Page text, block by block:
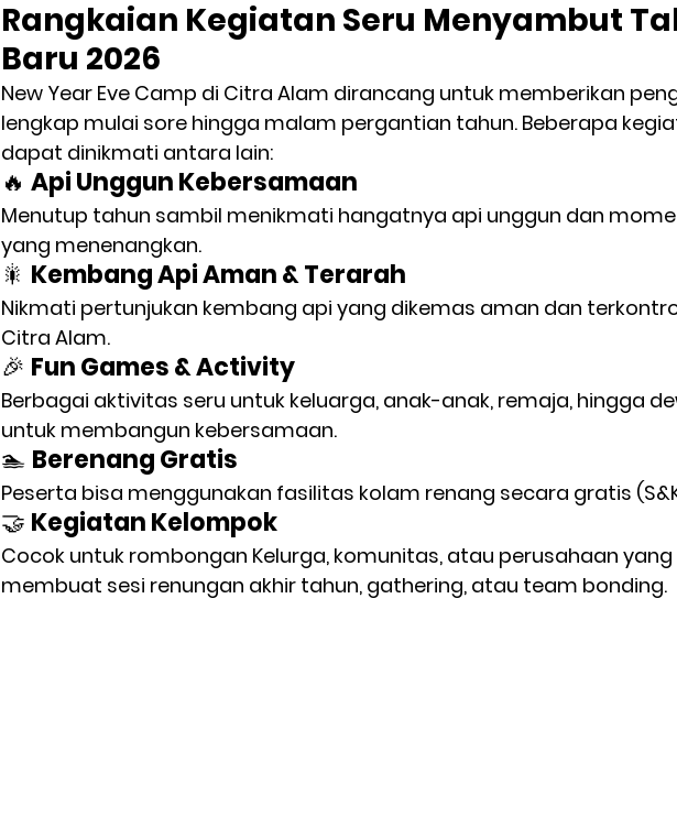
Rangkaian Kegiatan Seru Menyambut
Baru 2026
New Year Eve Camp di Citra Alam dirancang untuk memberikan
lengkap mulai sore hingga malam pergantian tahun. Beberapa
dapat dinikmati antara lain:
🔥 Api Unggun Kebersamaan
Menutup tahun sambil menikmati hangatnya api unggun dan
yang menenangkan.
🎇 Kembang Api Aman & Terarah
Nikmati pertunjukan kembang api yang dikemas aman dan
Citra Alam.
🎉 Fun Games & Activity
Berbagai aktivitas seru untuk keluarga, anak-anak, remaja, hingga
untuk membangun kebersamaan.
🏊 Berenang Gratis
Peserta bisa menggunakan fasilitas kolam renang secara gratis
🤝 Kegiatan Kelompok
Cocok untuk rombongan Kelurga, komunitas, atau perusahaan
membuat sesi renungan akhir tahun, gathering, atau team bonding.